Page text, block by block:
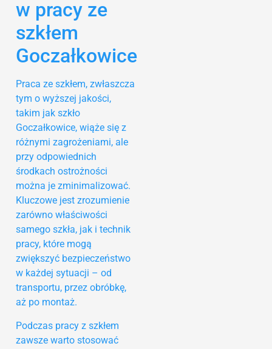
w pracy ze
szkłem
Goczałkowice
Praca ze szkłem, zwłaszcza
tym o wyższej jakości,
takim jak szkło
Goczałkowice, wiąże się z
różnymi zagrożeniami, ale
przy odpowiednich
środkach ostrożności
można je zminimalizować.
Kluczowe jest zrozumienie
zarówno właściwości
samego szkła, jak i technik
pracy, które mogą
zwiększyć bezpieczeństwo
w każdej sytuacji – od
transportu, przez obróbkę,
aż po montaż.
Podczas pracy z szkłem
zawsze warto stosować